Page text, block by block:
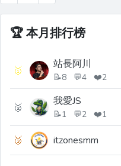
🏆本月排行榜
🥇 站長阿川
📝8 💬4 ❤️2
🥈 我愛JS
📝1 💬2 ❤️1
🥉 itzonesmm